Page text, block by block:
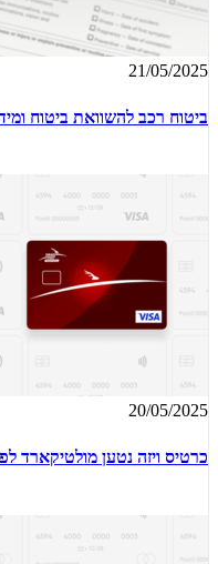
21/05/2025
ביטוח רכב להשוואת ביטוח
20/05/2025
כרטיס ויזה נטען מולטיקארד